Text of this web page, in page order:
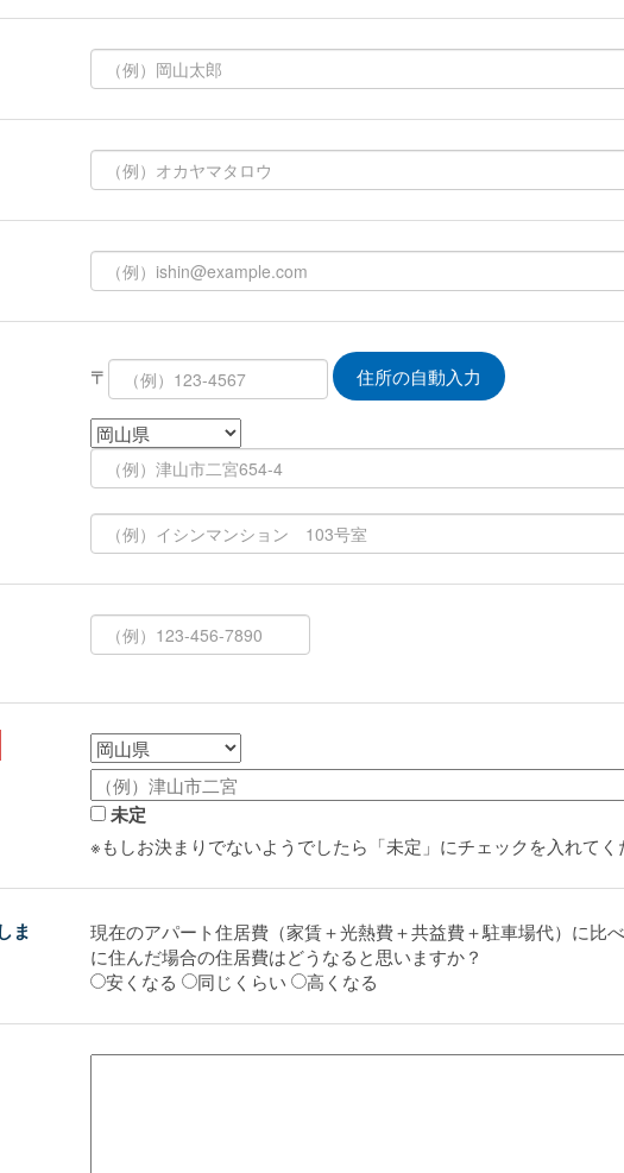
〒 住所の自動入力
未定
※もしお決まりでないようでしたら「未定」にチェックを入れてく
ま
現在のアパート住居費（家賃＋光熱費＋共益費＋駐車場代）に比
に住んだ場合の住居費はどうなると思いますか？
安くなる
同じくらい 高くなる